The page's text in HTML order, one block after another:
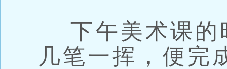
下午美术课的
几笔一挥，便完